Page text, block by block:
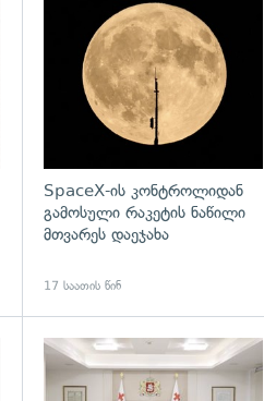
SpaceX-ის კონტროლიდან
გამოსული რაკეტის ნაწილი
მთვარეს დაეჯახა
17 საათის წინ
გადახედვა